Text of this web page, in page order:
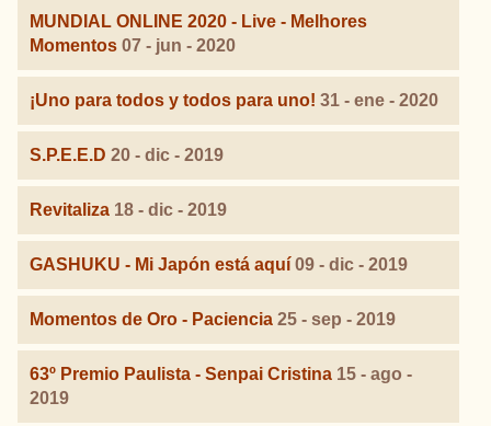
MUNDIAL ONLINE 2020 - Live - Melhores
Momentos 07 - jun - 2020
¡Uno para todos y todos para uno! 31 - ene - 2020
S.P.E.E.D 20 - dic - 2019
Revitaliza 18 - dic - 2019
GASHUKU - Mi Japón está aquí 09 - dic - 2019
Momentos de Oro - Paciencia 25 - sep - 2019
63º Premio Paulista - Senpai Cristina 15 - ago -
2019